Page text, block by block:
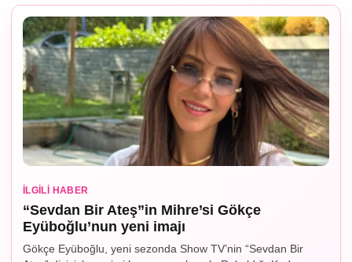
İLGILI HABER
“Sevdan Bir Ateş”in Mihre’si Gökçe
Eyüboğlu’nun yeni imajı
Gökçe Eyüboğlu, yeni sezonda Show TV’nin “Sevdan Bir